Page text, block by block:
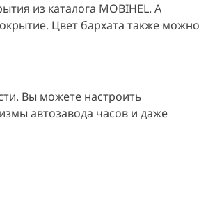
из каталога MOBIHEL. А
Цвет бархата также можно
Вы можете настроить
автозавода часов и даже